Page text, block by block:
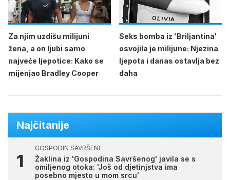
Za njim uzdišu milijuni
žena, a on ljubi samo
najveće ljepotice: Kako se
mijenjao Bradley Cooper
Seks bomba iz 'Briljantina'
osvojila je milijune: Njezina
ljepota i danas ostavlja bez
daha
Najčitanije
GOSPODIN SAVRŠENI
Žaklina iz 'Gospodina Savršenog' javila se s
omiljenog otoka: 'Još od djetinjstva ima
posebno mjesto u mom srcu'